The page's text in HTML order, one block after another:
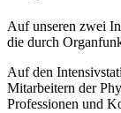
Auf unseren zwei
die durch
Auf den
Mitarbeitern der
Professionen und